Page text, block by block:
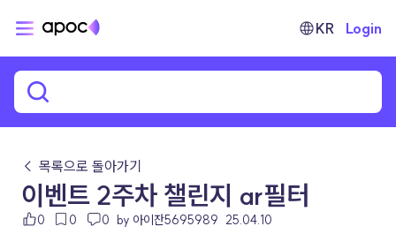
KR Login
← 목록으로 돌아가기
이벤트 2주차 챌린지 ar필터
0 0 0 by 아이잔5695989 25.04.10